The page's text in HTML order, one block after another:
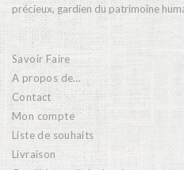
précieux, gardien du patrimoine
Savoir Faire
A propos de…
Contact
Mon compte
Liste de souhaits
Livraison